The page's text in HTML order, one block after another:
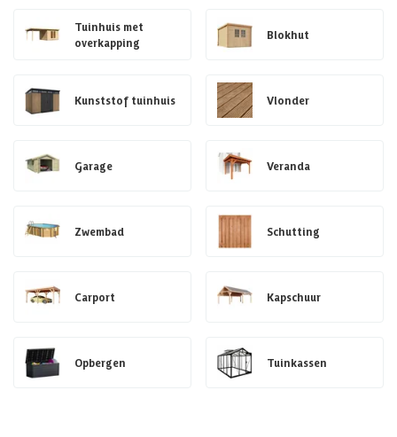
Tuinhuis met
overkapping
Blokhut
Kunststof tuinhuis Vlonder
Garage Veranda
Zwembad Schutting
Carport Kapschuur
Opbergen Tuinkassen